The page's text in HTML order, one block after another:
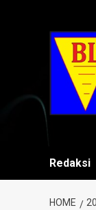
Redaksi
HOME